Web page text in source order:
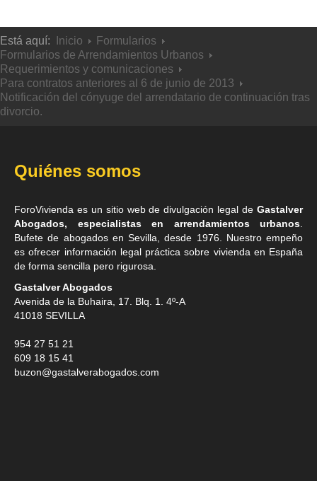
Está aquí: Inicio
Formularios
Formularios de Arrendamientos Urbanos
Requerimientos y comunicaciones
Para contratos anteriores al 6 de junio de 2013
Notificación del cónyuge del arrendatario de continuación tras
divorcio.
Quiénes somos
ForoVivienda es un sitio web de divulgación legal de Gastalver
Abogados, especialistas en arrendamientos urbanos
Bufete de abogados en Sevilla , desde 1976. Nuestro empeño
es ofrecer información legal práctica sobre vivienda en España
de forma sencilla pero rigurosa.
Gastalver Abogados
Avenida de la Buhaira, 17. Blq. 1. 4º-A
41018 SEVILLA
954 27 51 21
609 18 15 41
buzon@gastalverabogados.com